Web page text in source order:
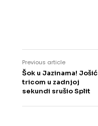
Previous article
Šok u Jazinama! Jošić
tricom u zadnjoj
sekundi srušio Split